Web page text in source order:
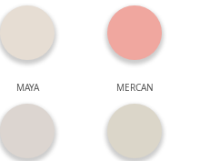
MAYA MERCAN